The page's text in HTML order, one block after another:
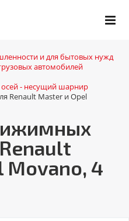
и для бытовых нужд
автомобилей
- несущий шарнир
Renault Master и Opel
Movano, 4